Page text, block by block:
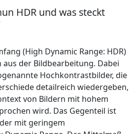
HDR und was steckt
(High Dynamic Range: HDR)
der Bildbearbeitung. Dabei
Hochkontrastbilder, die
detailreich wiedergeben,
von Bildern mit hohem
wird. Das Gegenteil ist
mit geringem